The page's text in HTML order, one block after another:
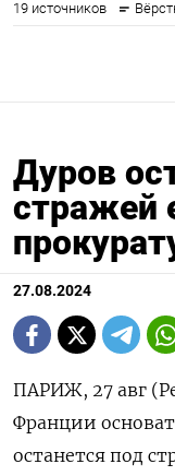
Дуров
стражей
27.08.2024
ПАРИЖ, 27 авг
Франции
останется под